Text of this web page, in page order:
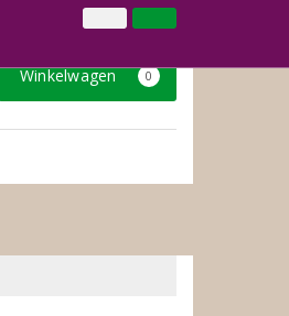
Klantenservice
Winkelwagen 0